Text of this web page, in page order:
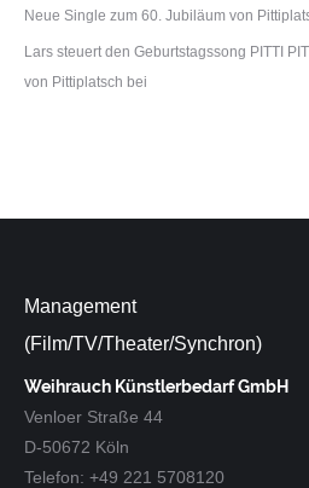
Neue Single zum 60. Jubiläum von
Lars steuert den Geburtstagssong PITTI
von Pittiplatsch bei
Management
(Film/TV/Theater/Synchron)
Weihrauch Künstlerbedarf GmbH
Venloer Straße 44
D-50672 Köln
Telefon: +49 221 5708120